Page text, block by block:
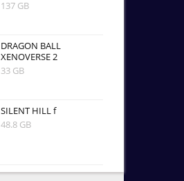
137 GB
DRAGON BALL
XENOVERSE 2
33 GB
SILENT HILL f
48.8 GB